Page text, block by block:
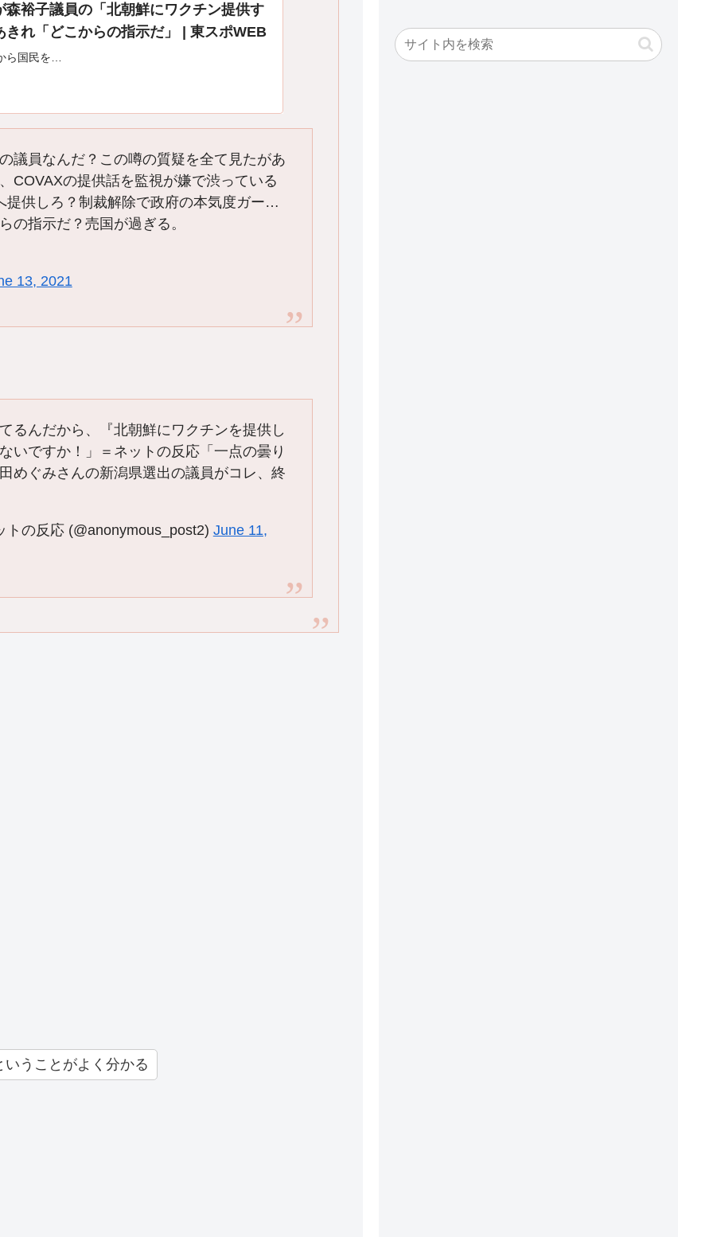
森裕子議員の「北朝鮮にワクチン提供す
きれ「どこからの指示だ」 | 東スポWEB
ら国民を…
議員なんだ？この噂の質疑を全て見たがあ
COVAXの提供話を監視が嫌で渋っている
提供しろ？制裁解除で政府の本気度ガー…
の指示だ？売国が過ぎる。
13, 2021
るんだから、『北朝鮮にワクチンを提供し
いですか！」＝ネットの反応「一点の曇り
めぐみさんの新潟県選出の議員がコレ、終
の反応 (@anonymous_post2) June 11,
うことがよく分かる